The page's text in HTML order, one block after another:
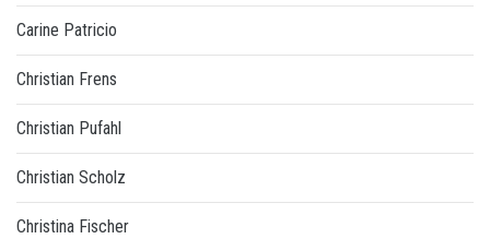
Carine Patricio
Christian Frens
Christian Pufahl
Christian Scholz
Christina Fischer